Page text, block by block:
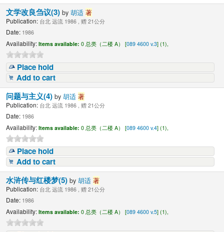
文学改良刍议(3)by胡适著
Publication: 台北 远流 1986 , 赠 21公分
Date: 1986
Availability: Items available: 0 总类（二楼 A） [089 4600 v.3] (1),
Place hold
Add to cart
问题与主义(4)by胡适著
Publication: 台北 远流 1986 , 赠 21公分
Date: 1986
Availability: Items available: 0 总类（二楼 A） [089 4600 v.4] (1),
Place hold
Add to cart
水浒传与红楼梦(5)by胡适著
Publication: 台北 远流 1986 , 赠 21公分
Date: 1986
Availability: Items available: 0 总类（二楼 A） [089 4600 v.5] (1),